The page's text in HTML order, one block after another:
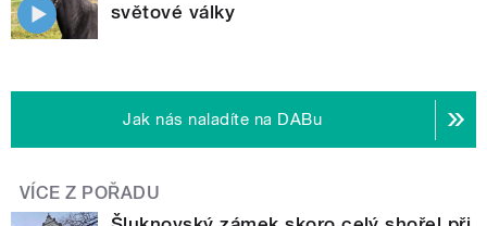
světové války
Jak nás naladíte na DABu
VÍCE Z POŘADU